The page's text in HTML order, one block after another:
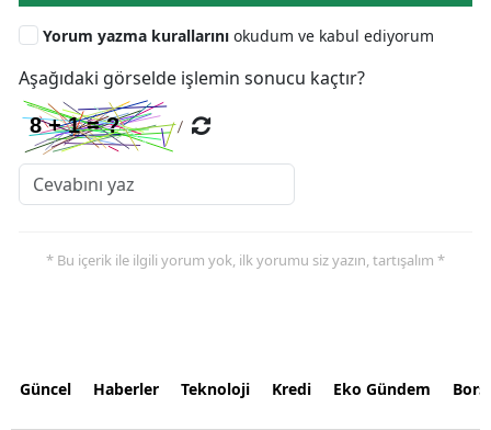
Yorum yazma kurallarını okudum ve kabul ediyorum
Aşağıdaki görselde işlemin sonucu kaçtır?
* Bu içerik ile ilgili yorum yok, ilk yorumu siz yazın, tartışalım *
Güncel Haberler Teknoloji Kredi Eko Gündem